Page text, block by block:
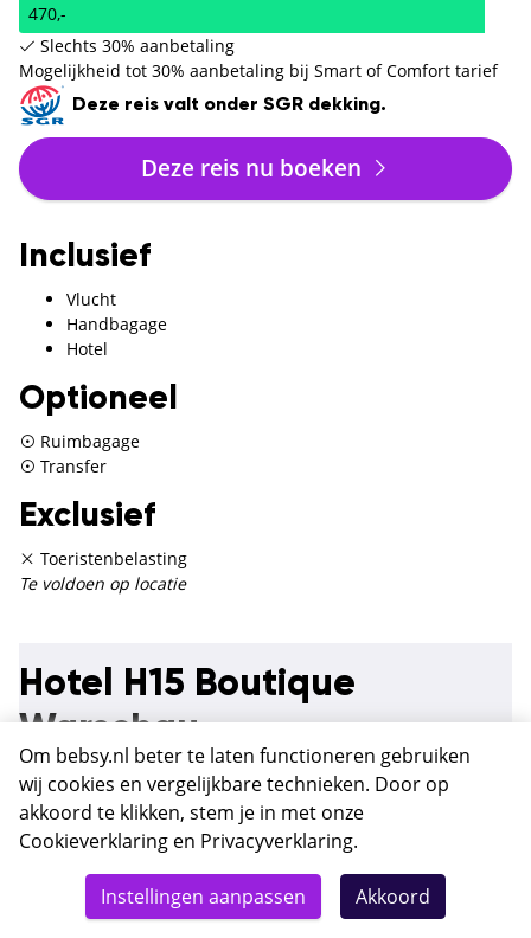
470,-
Slechts 30% aanbetaling
Mogelijkheid tot 30% aanbetaling bij Smart of Comfort tarief
Deze reis valt onder SGR dekking.
Deze reis nu boeken
Inclusief
Vlucht
Handbagage
Hotel
Optioneel
Ruimbagage
Transfer
Exclusief
Toeristenbelasting
Te voldoen op locatie
Hotel H15 Boutique
Warschau
Vijfsterrenhotel H15 Boutique bevindt zich in een prachtig
historisch pand in de gezellige wijk Śródmieście Południowe.
Hier vind je restaurants en cafés in overvloed en ook de
bezienswaardigheden zijn dichtbij. Zo ligt het Paleis van
Cultuur en Wetenschap op 13 minuten lopen en het
historisch centrum op 3 kilometer afstand. Ook loop je
eenvoudig in 12 minuten naar het treinstation. Met het
Details Deze reis nu boeken
Om bebsy.nl beter te laten functioneren gebruiken
wij cookies en vergelijkbare technieken. Door op
akkoord te klikken, stem je in met onze
Cookieverklaring en Privacyverklaring.
Instellingen aanpassen Akkoord